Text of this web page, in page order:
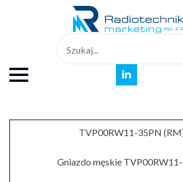
TVP00RW11-35PN
Gniazdo męskie